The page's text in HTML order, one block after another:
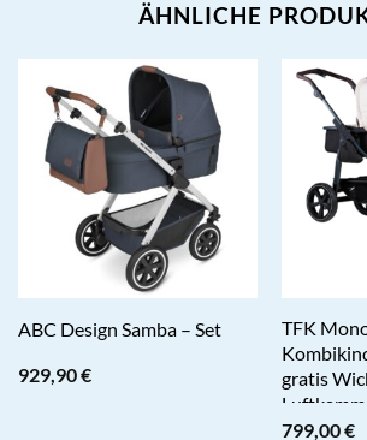
ÄHNLICHE
ABC Design Samba – Set
929,90€
TFK
gratis
799,00€